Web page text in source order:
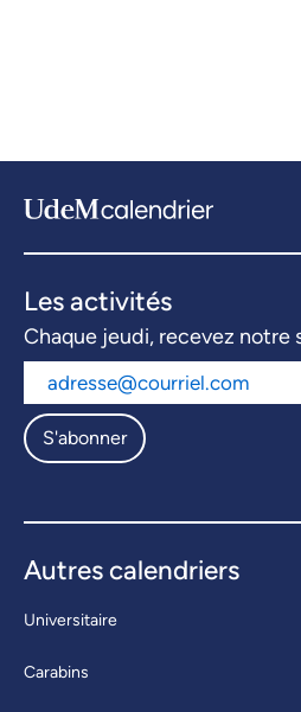
Les activités
Chaque jeudi, recevez notre
S'abonner
Autres calendriers
Universitaire
Carabins